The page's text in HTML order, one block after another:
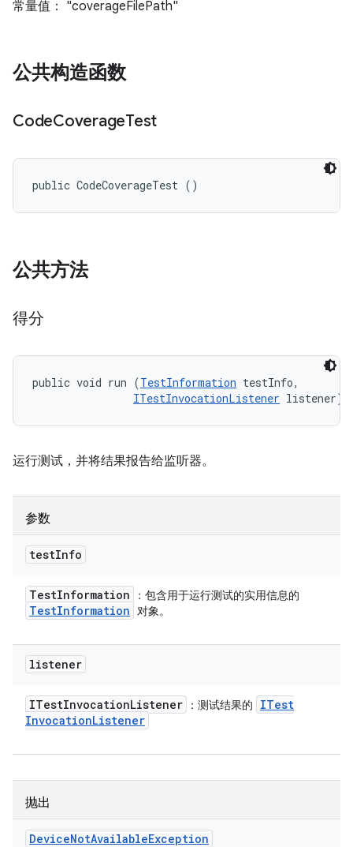
常量值： "coverageFilePath"
公共构造函数
CodeCoverageTest
public CodeCoverageTest ()
公共方法
得分
public void run (TestInformation testInfo,
ITestInvocationListener listener)
运行测试，并将结果报告给监听器。
参数
testInfo
TestInformation ：包含用于运行测试的实用信息的
TestInformation 对象。
listener
ITestInvocationListener ：测试结果的
ITest
InvocationListener
抛出
DeviceNotAvailableException